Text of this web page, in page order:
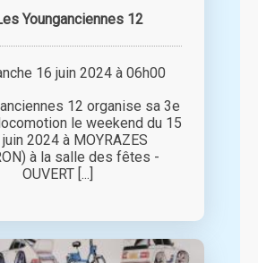
Younganciennes 12
16 juin 2024 à 06h00
12 organise sa 3e
le weekend du 15
2024 à MOYRAZES
à la salle des fêtes -
OUVERT [...]